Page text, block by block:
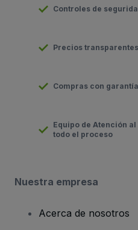
Controles de
Precios transparentes
Compras con
Equipo de Atención
todo el proceso
Nuestra empresa
Acerca de nosotros